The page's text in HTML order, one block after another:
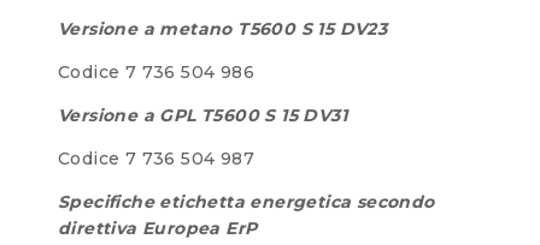
Versione a metano T5600 S 15 DV23
Codice 7 736 504 986
Versione a GPL T5600 S 15 DV31
Codice 7 736 504 987
Specifiche etichetta energetica secondo
direttiva Europea ErP